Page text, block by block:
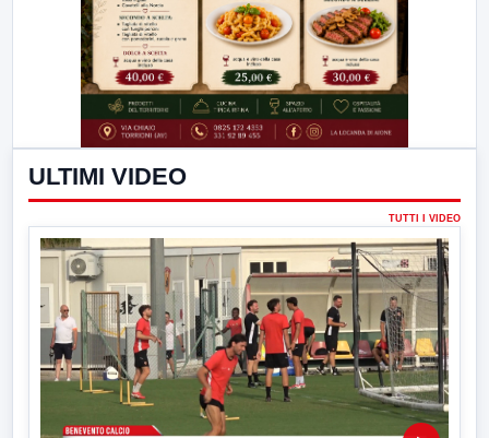
ULTIMI VIDEO
TUTTI I VIDEO